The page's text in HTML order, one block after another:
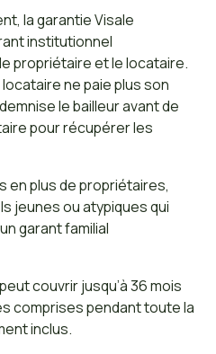
la garantie Visale
institutionnel
propriétaire et le locataire.
ne paie plus son
le bailleur avant de
pour récupérer les
en plus de propriétaires,
jeunes ou atypiques qui
garant familial
couvrir jusqu’à 36 mois
comprises pendant toute la
inclus.